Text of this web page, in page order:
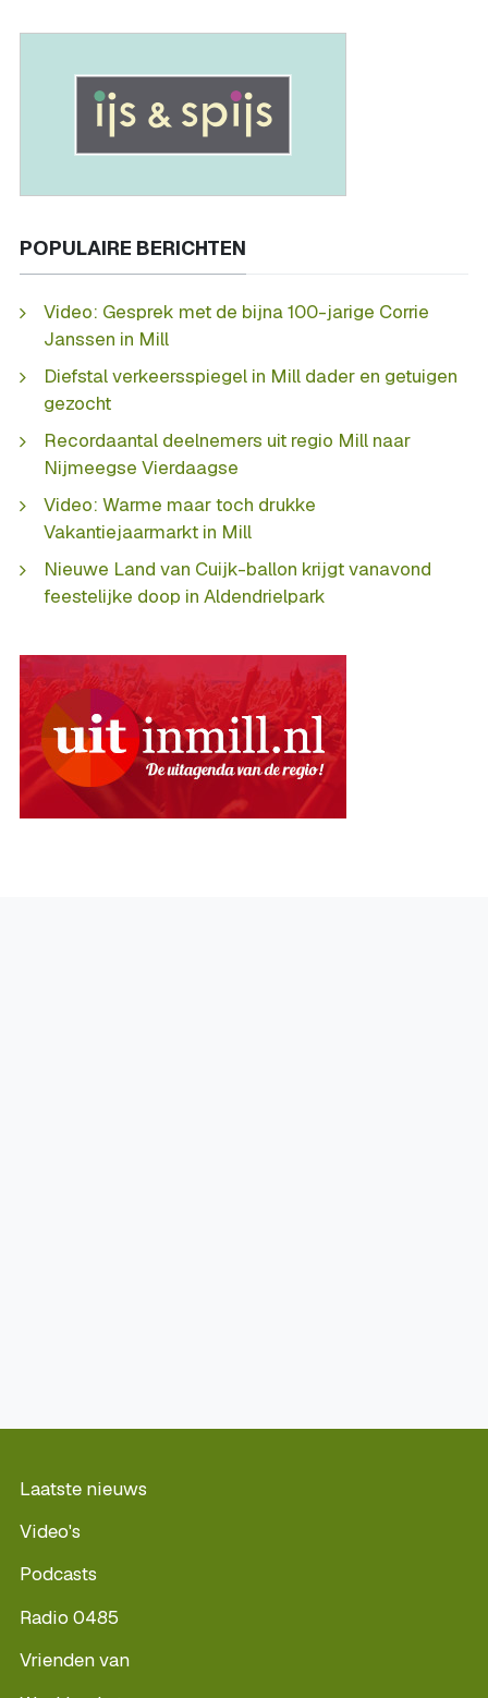
POPULAIRE BERICHTEN
Video: Gesprek met de bijna 100-jarige Corrie
Janssen in Mill
Diefstal verkeersspiegel in Mill dader en getuigen
gezocht
Recordaantal deelnemers uit regio Mill naar
Nijmeegse Vierdaagse
Video: Warme maar toch drukke
Vakantiejaarmarkt in Mill
Nieuwe Land van Cuijk-ballon krijgt vanavond
feestelijke doop in Aldendrielpark
Laatste nieuws
Video's
Podcasts
Radio 0485
Vrienden van